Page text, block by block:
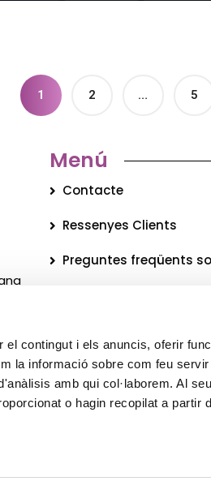
el contingut i els anuncis, oferir
la informació sobre com feu
amb qui col·laborem. Al
o hagin recopilat a partir
1 2 … 5
Menú
Contacte
Ressenyes Clients
Preguntes freqüents
Newsletter
Legal